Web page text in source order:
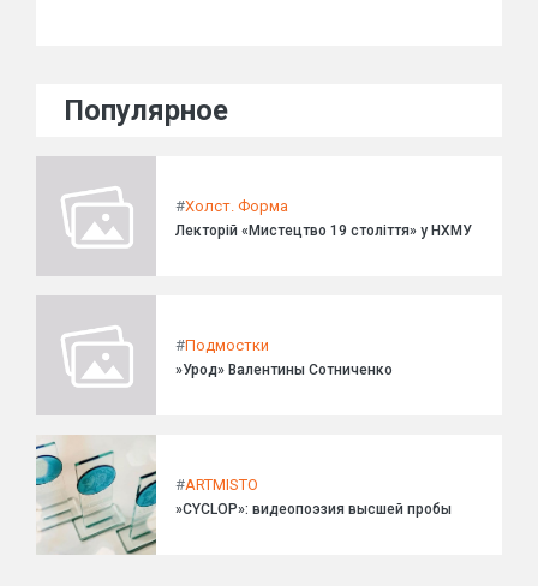
Популярное
#Холст. Форма
Лекторій «Мистецтво 19 століття» у НХМУ
#Подмостки
»Урод» Валентины Сотниченко
#ARTMISTO
»CYCLOP»: видеопоэзия высшей пробы